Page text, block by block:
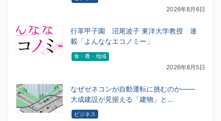
2026年8月6日
行革甲子園 沼尾波子 東洋大学教授 連
載「よんななエコノミー」
食・農・地域
2026年8月5日
なぜゼネコンが自動運転に挑むのか――
大成建設が見据える「建物」と…
ビジネス